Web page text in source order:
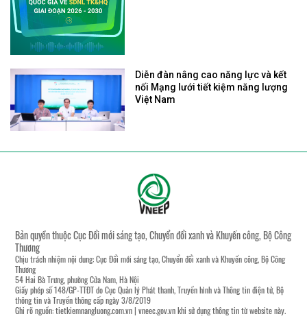
Diễn đàn nâng cao năng lực và kết
nối Mạng lưới tiết kiệm năng lượng
Việt Nam
Bản quyền thuộc Cục Đổi mới sáng tạo, Chuyển đổi xanh và Khuyến công, Bộ Công
Thương
Chịu trách nhiệm nội dung: Cục Đổi mới sáng tạo, Chuyển đổi xanh và Khuyến công, Bộ Công
Thương
54 Hai Bà Trưng, phường Cửa Nam, Hà Nội
Giấy phép số 148/GP-TTĐT do Cục Quản lý Phát thanh, Truyền hình và Thông tin điện tử, Bộ
thông tin và Truyền thông cấp ngày 3/8/2019
Ghi rõ nguồn:tietkiemnangluong.com.vn| vneec.gov.vnkhi sử dụng thông tin từ website này.